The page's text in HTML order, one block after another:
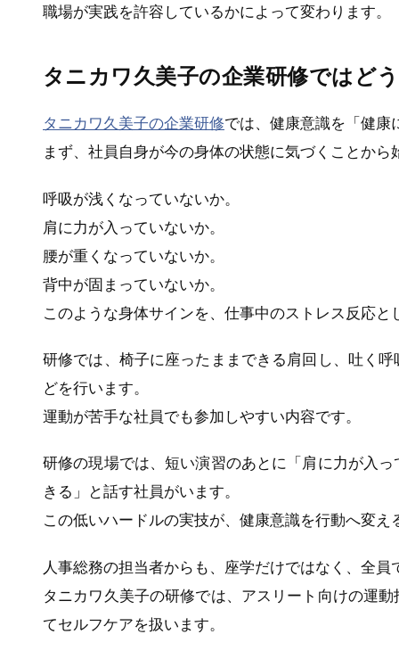
職場が実践を許容しているかによって変わります。
タニカワ久美子の企業研修ではど
タニカワ久美子の企業研修では、健康意識を「健康
まず、社員自身が今の身体の状態に気づくことから
呼吸が浅くなっていないか。
肩に力が入っていないか。
腰が重くなっていないか。
背中が固まっていないか。
このような身体サインを、仕事中のストレス反応と
研修では、椅子に座ったままできる肩回し、吐く
どを行います。
運動が苦手な社員でも参加しやすい内容です。
研修の現場では、短い演習のあとに「肩に力が入
きる」と話す社員がいます。
この低いハードルの実技が、健康意識を行動へ変え
人事総務の担当者からも、座学だけではなく、全
タニカワ久美子の研修では、アスリート向けの運
てセルフケアを扱います。